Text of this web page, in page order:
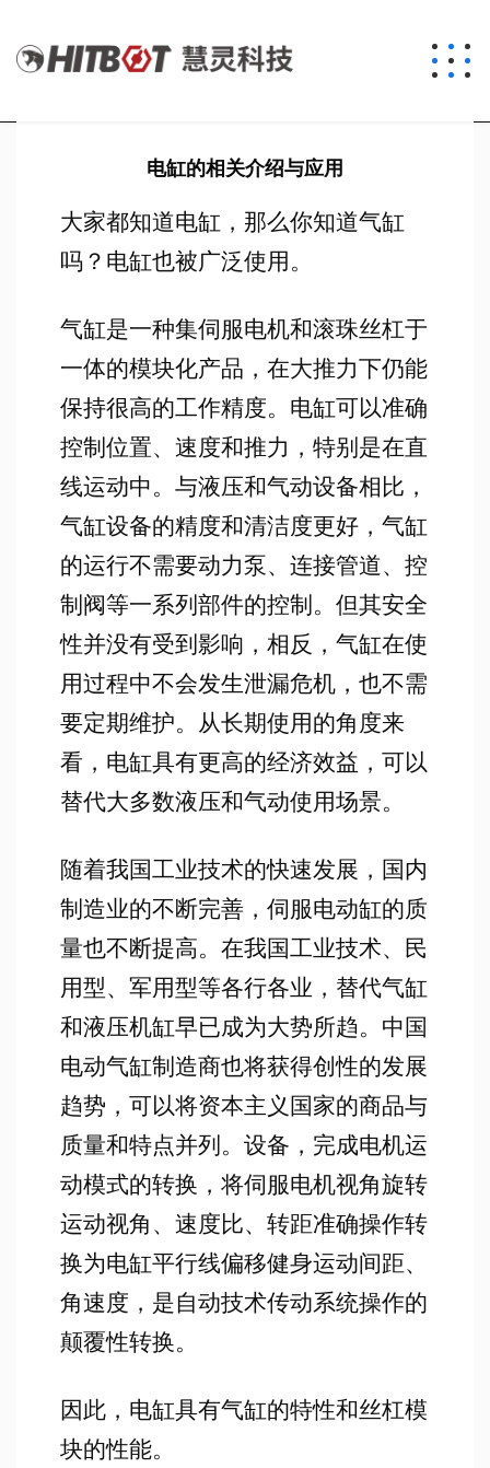
电缸的相关介绍与应用
大家都知道电缸，那么你知道气缸
吗？电缸也被广泛使用。
气缸是一种集伺服电机和滚珠丝杠于
一体的模块化产品，在大推力下仍能
保持很高的工作精度。电缸可以准确
控制位置、速度和推力，特别是在直
线运动中。与液压和气动设备相比，
气缸设备的精度和清洁度更好，气缸
的运行不需要动力泵、连接管道、控
制阀等一系列部件的控制。但其安全
性并没有受到影响，相反，气缸在使
用过程中不会发生泄漏危机，也不需
要定期维护。从长期使用的角度来
看，电缸具有更高的经济效益，可以
替代大多数液压和气动使用场景。
随着我国工业技术的快速发展，国内
制造业的不断完善，伺服电动缸的质
量也不断提高。在我国工业技术、民
用型、军用型等各行各业，替代气缸
和液压机缸早已成为大势所趋。中国
电动气缸制造商也将获得创性的发展
趋势，可以将资本主义国家的商品与
质量和特点并列。设备，完成电机运
动模式的转换，将伺服电机视角旋转
运动视角、速度比、转距准确操作转
换为电缸平行线偏移健身运动间距、
角速度，是自动技术传动系统操作的
颠覆性转换。
因此，电缸具有气缸的特性和丝杠模
块的性能。